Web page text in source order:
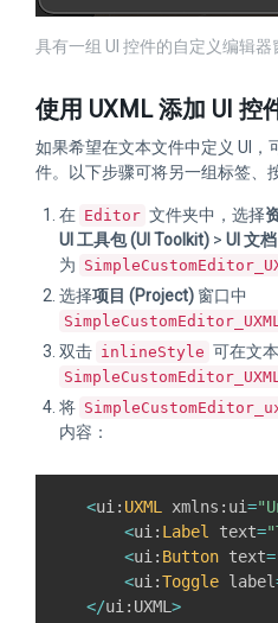
具有一组 UI 控件的自定义编辑器
使用 UXML 添加 UI 控
如果希望在文本文件中定义 UI，
件。以下步骤可将另一组标签、
在 Editor 文件夹中，选择
UI 工具包 (UI Toolkit) > UI 文
为
选择项目 (Project) 窗口中
双击 inlineStyle 可在文
将
内容：
<ui : UXML xmlns : ui=
<ui : Label text=
<ui : Button text=
<ui :Toggle label
</ui : UXML >